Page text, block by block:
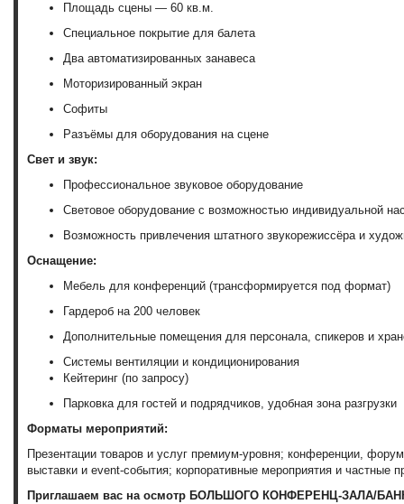
Площадь сцены — 60 кв.м.
Специальное покрытие для балета
Два автоматизированных занавеса
Моторизированный экран
Софиты
Разъёмы для оборудования на сцене
Свет и звук:
Профессиональное звуковое оборудование
Световое оборудование с возможностью индивидуальной
Возможность привлечения штатного звукорежиссёра и
Оснащение:
Мебель для конференций (трансформируется под формат)
Гардероб на 200 человек
Дополнительные помещения для персонала, спикеров и
Системы вентиляции и кондиционирования
Кейтеринг (по запросу)
Парковка для гостей и подрядчиков, удобная зона разгрузки
Форматы мероприятий:
Презентации товаров и услуг премиум-уровня; конференции,
выставки и event-события; корпоративные мероприятия и частные
Приглашаем вас на осмотр БОЛЬШОГО КОНФЕРЕНЦ-ЗАЛА/